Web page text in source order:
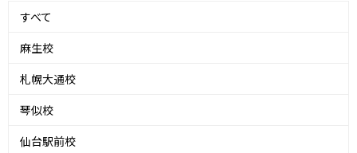
すべて
麻生校
札幌大通校
琴似校
仙台駅前校